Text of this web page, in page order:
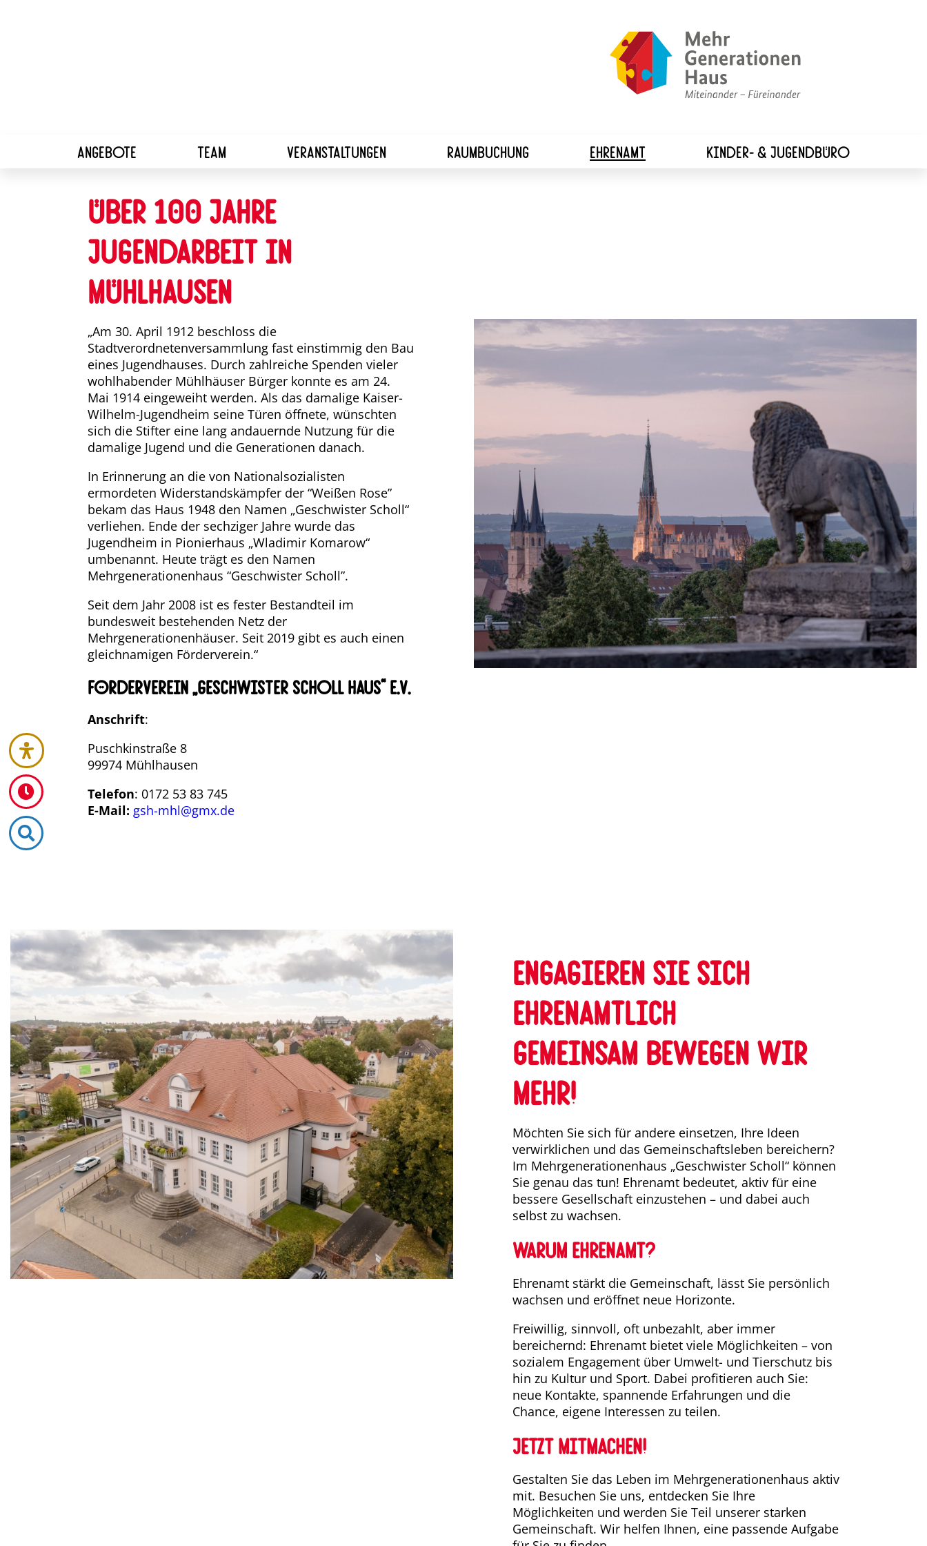
ANGEBOTE TEAM VERANSTALTUNGEN RAUMBUCHUNG EHRENAMT KINDER- & JUGENDBÜRO
Über 100 Jahre
Jugendarbeit in
Mühlhausen
„Am 30. April 1912 beschloss die
Stadtverordnetenversammlung fast einstimmig den Bau
eines Jugendhauses. Durch zahlreiche Spenden vieler
wohlhabender Mühlhäuser Bürger konnte es am 24.
Mai 1914 eingeweiht werden. Als das damalige Kaiser-
Wilhelm-Jugendheim seine Türen öffnete, wünschten
sich die Stifter eine lang andauernde Nutzung für die
damalige Jugend und die Generationen danach.
In Erinnerung an die von Nationalsozialisten
ermordeten Widerstandskämpfer der “Weißen Rose”
bekam das Haus 1948 den Namen „Geschwister Scholl“
verliehen. Ende der sechziger Jahre wurde das
Jugendheim in Pionierhaus „Wladimir Komarow“
umbenannt. Heute trägt es den Namen
Mehrgenerationenhaus “Geschwister Scholl”.
Seit dem Jahr 2008 ist es fester Bestandteil im
bundesweit bestehenden Netz der
Mehrgenerationenhäuser. Seit 2019 gibt es auch einen
gleichnamigen Förderverein.“
Förderverein „Geschwister Scholl Haus“ e.V.
Anschrift:
Puschkinstraße 8
99974 Mühlhausen
Telefon: 0172 53 83 745
E-Mail: gsh-mhl@gmx.de
Engagieren Sie sich
ehrenamtlich
Gemeinsam bewegen wir
mehr!
Möchten Sie sich für andere einsetzen, Ihre Ideen
verwirklichen und das Gemeinschaftsleben bereichern?
Im Mehrgenerationenhaus „Geschwister Scholl“ können
Sie genau das tun! Ehrenamt bedeutet, aktiv für eine
bessere Gesellschaft einzustehen – und dabei auch
selbst zu wachsen.
Warum Ehrenamt?
Ehrenamt stärkt die Gemeinschaft, lässt Sie persönlich
wachsen und eröffnet neue Horizonte.
Freiwillig, sinnvoll, oft unbezahlt, aber immer
bereichernd: Ehrenamt bietet viele Möglichkeiten – von
sozialem Engagement über Umwelt- und Tierschutz bis
hin zu Kultur und Sport. Dabei profitieren auch Sie:
neue Kontakte, spannende Erfahrungen und die
Chance, eigene Interessen zu teilen.
Jetzt mitmachen!
Gestalten Sie das Leben im Mehrgenerationenhaus aktiv
mit. Besuchen Sie uns, entdecken Sie Ihre
Möglichkeiten und werden Sie Teil unserer starken
Gemeinschaft. Wir helfen Ihnen, eine passende Aufgabe